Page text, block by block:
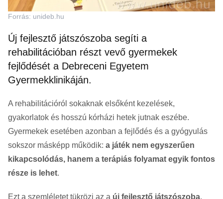
Forrás: unideb.hu
Új fejlesztő játszószoba segíti a
rehabilitációban részt vevő gyermekek
fejlődését a Debreceni Egyetem
Gyermekklinikáján.
A rehabilitációról sokaknak elsőként kezelések,
gyakorlatok és hosszú kórházi hetek jutnak eszébe.
Gyermekek esetében azonban a fejlődés és a gyógyulás
sokszor másképp működik: a játék nem egyszerűen
kikapcsolódás, hanem a terápiás folyamat egyik fontos
része is lehet.
Ezt a szemléletet tükrözi az a új fejlesztő játszószoba,